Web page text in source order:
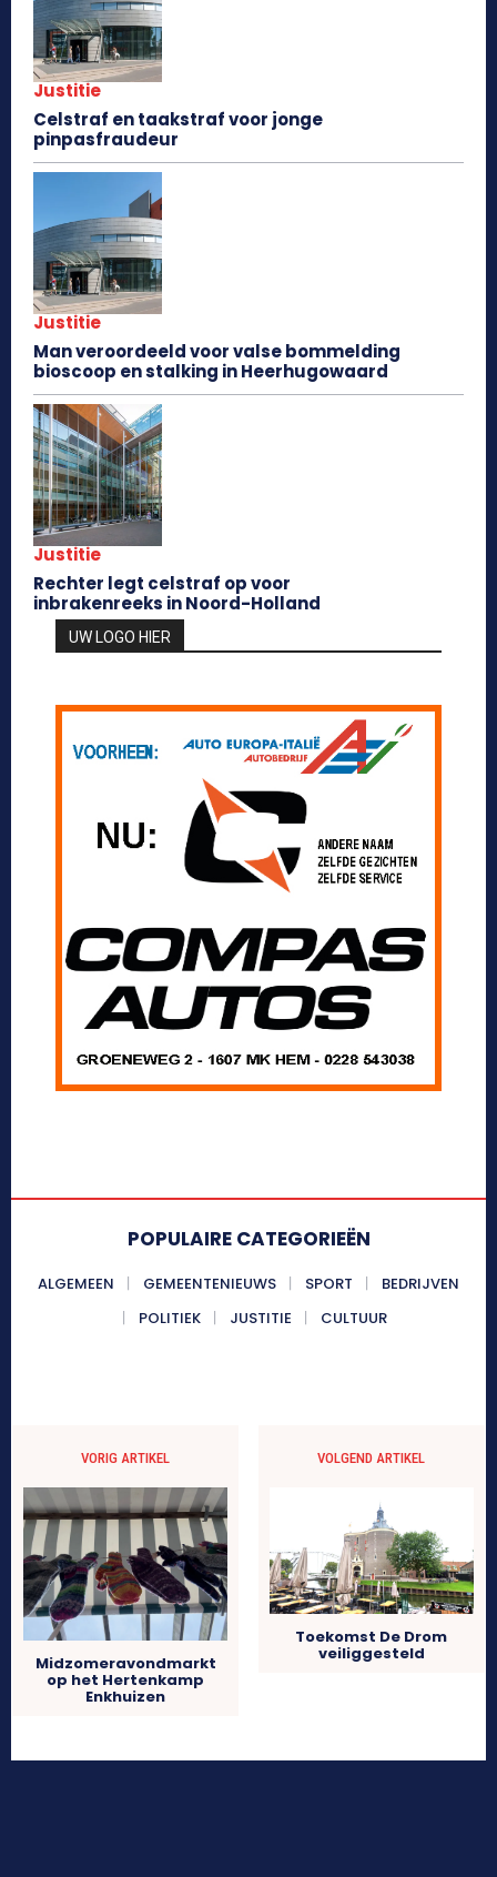
Justitie
Celstraf en taakstraf voor jonge
pinpasfraudeur
Justitie
Man veroordeeld voor valse bommelding
bioscoop en stalking in Heerhugowaard
Justitie
Rechter legt celstraf op voor
inbrakenreeks in Noord-Holland
UW LOGO HIER
POPULAIRE CATEGORIEËN
ALGEMEEN GEMEENTENIEUWS SPORT
BEDRIJVEN
POLITIEK
JUSTITIE CULTUUR
VORIG ARTIKEL
Midzomeravondmarkt
op het Hertenkamp
Enkhuizen
VOLGEND ARTIKEL
Toekomst De Drom
veiliggesteld